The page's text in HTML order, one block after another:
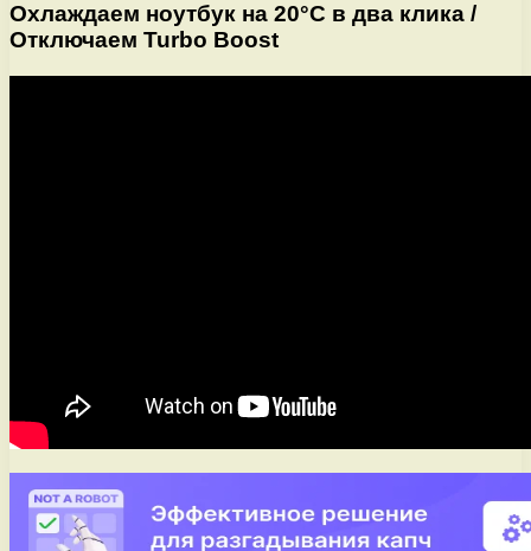
Охлаждаем ноутбук на 20°C в два клика /
Отключаем Turbo Boost